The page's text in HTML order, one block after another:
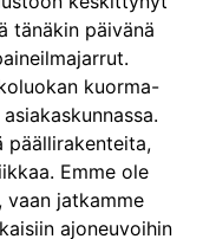
tänäkin päivänä
kuorma-
päällirakenteita,
Emme ole
vaan jatkamme
ajoneuvoihin